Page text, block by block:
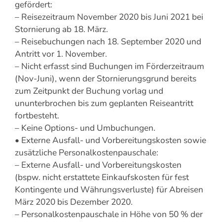
gefördert:
– Reisezeitraum November 2020 bis Juni 2021 bei
Stornierung ab 18. März.
– Reisebuchungen nach 18. September 2020 und
Antritt vor 1. November.
– Nicht erfasst sind Buchungen im Förderzeitraum
(Nov-Juni), wenn der Stornierungsgrund bereits
zum Zeitpunkt der Buchung vorlag und
ununterbrochen bis zum geplanten Reiseantritt
fortbesteht.
– Keine Options- und Umbuchungen.
• Externe Ausfall- und Vorbereitungskosten sowie
zusätzliche Personalkostenpauschale:
– Externe Ausfall- und Vorbereitungskosten
(bspw. nicht erstattete Einkaufskosten für fest
Kontingente und Währungsverluste) für Abreisen
März 2020 bis Dezember 2020.
– Personalkostenpauschale in Höhe von 50 % der